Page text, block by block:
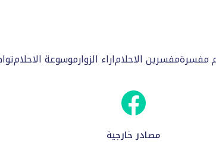
مفسرةمفسرين الاحلاماراء الزوارموسوعة الاحلام
مصادر خارجية